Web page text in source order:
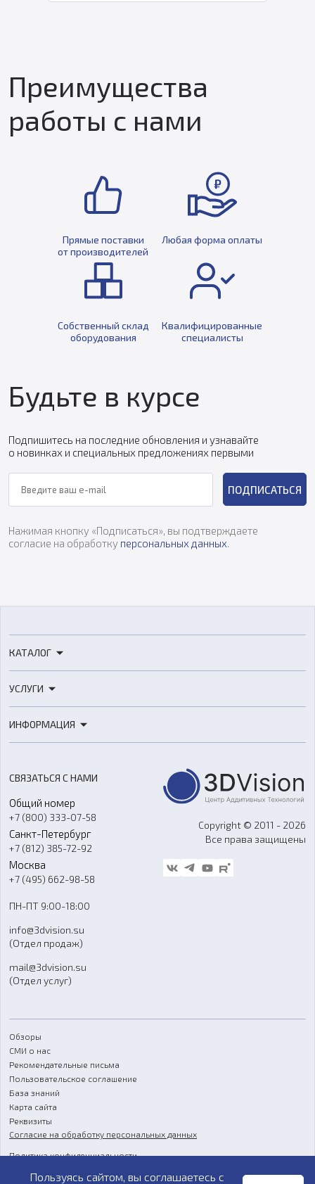
Преимущества
работы с нами
Прямые поставки
от производителей
Любая форма оплаты
Собственный склад
оборудования
Квалифицированные
специалисты
Будьте в курсе
Подпишитесь на последние обновления и узнавайте
о новинках и специальных предложениях первыми
ПОДПИСАТЬСЯ
Нажимая кнопку «Подписаться», вы подтверждаете
согласие на обработку персональных данных
КАТАЛОГ
3D-сканеры
Расходные материалы
Оборудование и материалы для вакуумного литья
Аксессуары и прочее оборудование
Программное обеспечение
УСЛУГИ
3D-моделирование
Ремонт и услуги
ИНФОРМАЦИЯ
О компании
Контакты
Гос. закупки
Стать дилером
Блог
FAQ
СВЯЗАТЬСЯ С НАМИ
Общий номер
+7 (800) 333-07-58
Санкт-Петербург
+7 (812) 385-72-92
Москва
+7 (495) 662-98-58
ПН-ПТ 9:00-18:00
info@3dvision.su
(Отдел продаж)
mail@3dvision.su
(Отдел услуг)
Copyright © 2011 - 2026
Все права защищены
Обзоры
СМИ о нас
Рекомендательные письма
Пользовательское соглашение
База знаний
Карта сайта
Реквизиты
Согласие на обработку персональных данных
Политика конфиденциальности
Публичная оферта
Пользуясь сайтом, вы соглашаетесь с